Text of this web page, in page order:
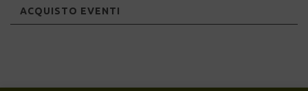
ACQUISTO EVENTI